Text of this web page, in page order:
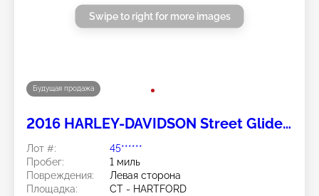
Будущая продажа
Swipe to right for more images
2016 HARLEY-DAVIDSON Street Glide
Лот #:
45******
Пробег:
1 миль
Повреждения:
Левая сторона
Площадка:
CT - HARTFORD